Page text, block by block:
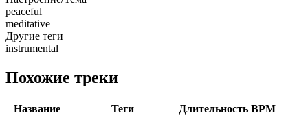
peaceful
meditative
Другие теги
instrumental
Похожие треки
Название Теги Длительность BPM